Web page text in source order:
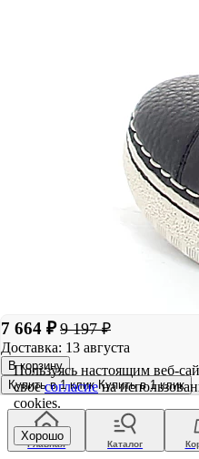
7 664 ₽ 9 197 ₽
Доставка: 13 августа
В корзину
Купить в 1 клик Купить в 1 клик
Главная Каталог
Пользуясь настоящим веб-
своесогласиена
cookies.
Хорошо